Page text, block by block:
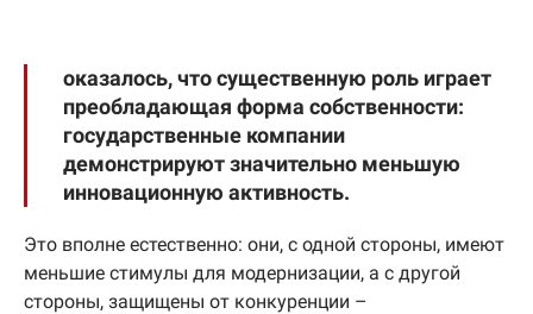
оказалось, что существенную роль играет
преобладающая форма собственности:
государственные компании
демонстрируют значительно меньшую
инновационную активность.
Это вполне естественно: они, с одной стороны, имеют
меньшие стимулы для модернизации, а с другой
стороны, защищены от конкуренции –